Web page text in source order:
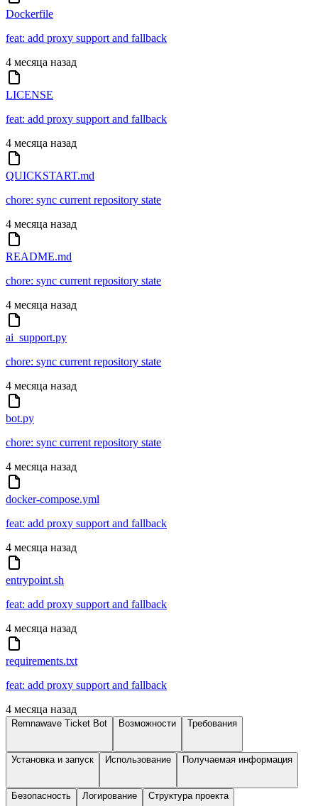
Dockerfile
feat: add proxy support and fallback
4 месяца назад
LICENSE
feat: add proxy support and fallback
4 месяца назад
QUICKSTART.md
chore: sync current repository state
4 месяца назад
README.md
chore: sync current repository state
4 месяца назад
ai_support.py
chore: sync current repository state
4 месяца назад
bot.py
chore: sync current repository state
4 месяца назад
docker-compose.yml
feat: add proxy support and fallback
4 месяца назад
entrypoint.sh
feat: add proxy support and fallback
4 месяца назад
requirements.txt
feat: add proxy support and fallback
4 месяца назад
Remnawave Ticket Bot Возможности Требования
Установка и запуск Использование Получаемая информация
Безопасность Логирование Структура проекта